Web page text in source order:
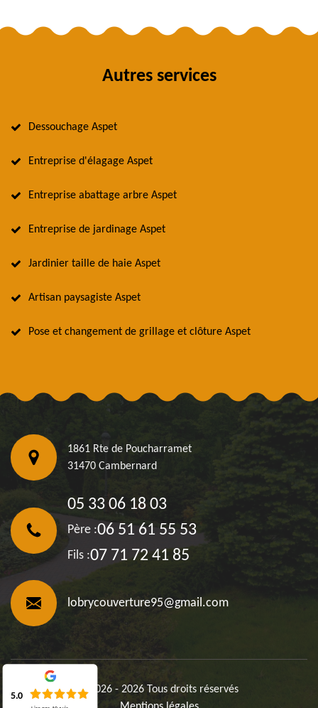
Autres services
Dessouchage Aspet
Entreprise d'élagage Aspet
Entreprise abattage arbre Aspet
Entreprise de jardinage Aspet
Jardinier taille de haie Aspet
Artisan paysagiste Aspet
Pose et changement de grillage et clôture Aspet
1861 Rte de Poucharramet
31470 Cambernard
05 33 06 18 03
Père :06 51 61 55 53
Fils :07 71 72 41 85
lobrycouverture95@gmail.com
©2026 - 2026 Tous droits réservés
5.0